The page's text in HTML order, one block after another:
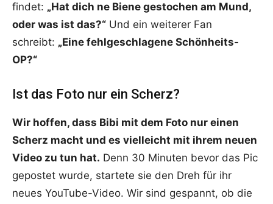
findet: „Hat dich ne Biene gestochen am Mund,
oder was ist das?“ Und ein weiterer Fan
schreibt: „Eine fehlgeschlagene Schönheits-
OP?“
Ist das Foto nur ein Scherz?
Wir hoffen, dass Bibi mit dem Foto nur einen
Scherz macht und es vielleicht mit ihrem neuen
Video zu tun hat. Denn 30 Minuten bevor das Pic
gepostet wurde, startete sie den Dreh für ihr
neues YouTube-Video. Wir sind gespannt, ob die